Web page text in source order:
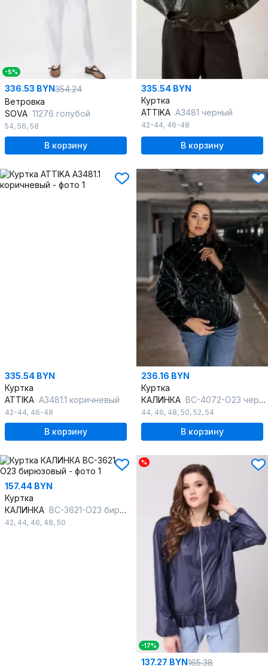
-5%
336.53 BYN354.24
Ветровка
SOVA 11276 голубой
54, 56, 58
В корзину
335.54 BYN
Куртка
ATTIKA A3481 черный
42-44, 46-48
В корзину
335.54 BYN
Куртка
ATTIKA A3481.1 коричневый
42-44, 46-48
В корзину
236.16 BYN
Куртка
КАЛИНКА ВС-4072-О23 черный
44, 46, 48, 50, 52, 54
В корзину
157.44 BYN
Куртка
КАЛИНКА ВС-3621-О23 бирюзовый
42, 44, 46, 48, 50
%
-17%
137.27 BYN165.38